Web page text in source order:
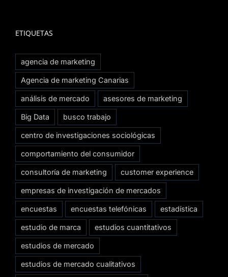
ETIQUETAS
agencia de marketing
Agencia de marketing Canarias
análisis de mercado asesores de marketing
Big Data busco trabajo
centro de investigaciones sociológicas
comportamiento del consumidor
consultoría de marketing customer experience
empresas de investigación de mercados
encuestas encuestas telefónicas estadística
estudio de marca estudios cuantitativos
estudios de mercado
estudios de mercado cualitativos